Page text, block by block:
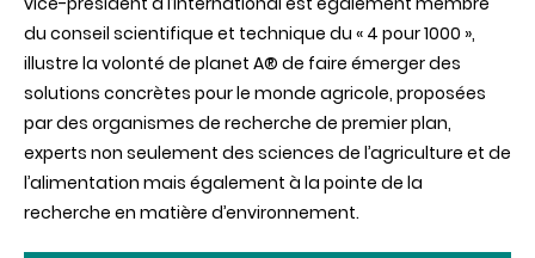
du conseil scientifique et technique du « 4 pour 1000 »,
illustre la volonté de planet A® de faire émerger des
solutions concrètes pour le monde agricole, proposées
par des organismes de recherche de premier plan,
experts non seulement des sciences de l’agriculture et de
l’alimentation mais également à la pointe de la
recherche en matière d’environnement.